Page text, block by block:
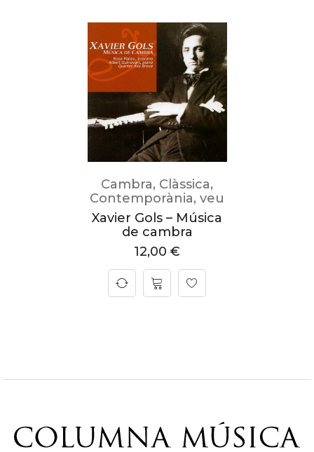
Cambra, Clàssica,
Contemporània, veu
Xavier Gols – Música
de cambra
12,00 €